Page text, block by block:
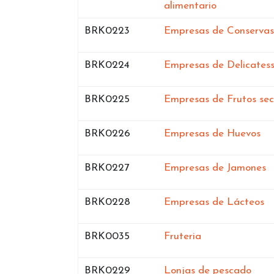
alimentarioen Lerida
BRK0223 Bases de datos de
Empresas de Conservas
BRK0224 Bases de datos de
Empresas de
BRK0225 Bases de datos de
Empresas de Frutos
BRK0226 Bases de datos de
Empresas de Huevosen
BRK0227 Bases de datos de
Empresas de Jamones
BRK0228 Bases de datos de
Empresas de Lácteos
BRK0035 Bases de datos de
Fruteria
BRK0229 Bases de datos de
Lonjas de pescadoen